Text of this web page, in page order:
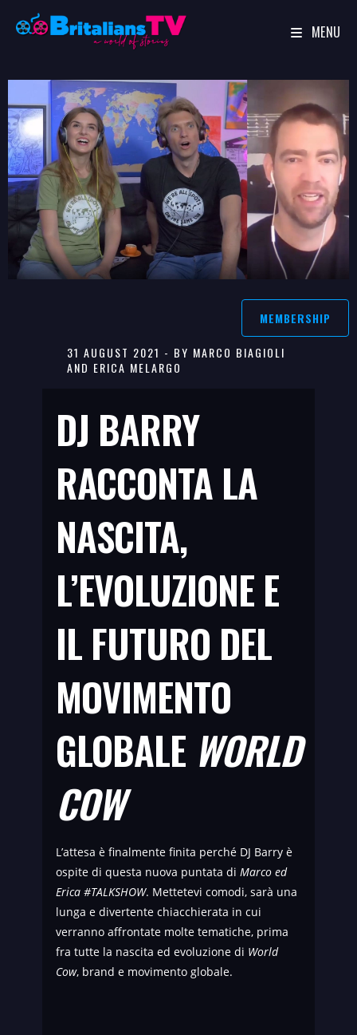
content
MENU
MEMBERSHIP
31 AUGUST 2021 - BY MARCO BIAGIOLI
AND ERICA MELARGO
DJ BARRY
RACCONTA LA
NASCITA,
L’EVOLUZIONE E
IL FUTURO DEL
MOVIMENTO
GLOBALE WORLD
COW
L’attesa è finalmente finita perché DJ Barry è
ospite di questa nuova puntata di Marco ed
Erica #TALKSHOW. Mettetevi comodi, sarà una
lunga e divertente chiacchierata in cui
verranno affrontate molte tematiche, prima
fra tutte la nascita ed evoluzione di World
Cow, brand e movimento globale.